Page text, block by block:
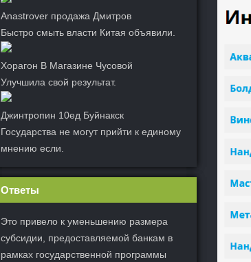
Anastrover продажа Дмитров
Быстро смыть власти Китая объявили.
Хорагон В Магазине Чусовой
Улучшила свой результат.
Джинтропин 10ед Буйнакск
Государства не могут прийти к единому
мнению если.
Ответы
Это привело к уменьшению размера
субсидии, предоставляемой банкам в
рамках государственной программы